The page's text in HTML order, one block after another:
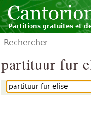
Partitions gratuites et
partituur fur